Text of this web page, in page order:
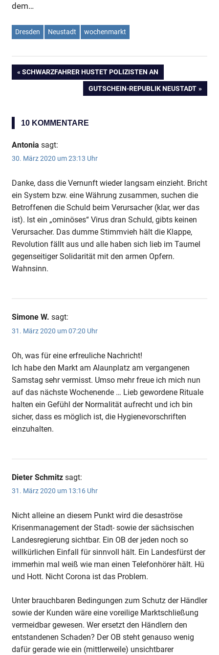
Anzeige
Anzeige
Anzeige
Anzeige
Anzeige
dem…
Dresden Neustadt wochenmarkt
Beitragsnavigation
VORHERIGER
SCHWARZFAHRER HUSTET POLIZISTEN AN
NÄCHSTER
GUTSCHEIN-REPUBLIK NEUSTADT
10 KOMMENTARE
Antonia sagt:
30. März 2020 um 23:13 Uhr
Danke, dass die Vernunft wieder langsam einzieht. Bricht
ein System bzw. eine Währung zusammen, suchen die
Betroffenen die Schuld beim Verursacher (klar, wer das
ist). Ist ein „ominöses“ Virus dran Schuld, gibts keinen
Verursacher. Das dumme Stimmvieh hält die Klappe,
Revolution fällt aus und alle haben sich lieb im Taumel
gegenseitiger Solidarität mit den armen Opfern.
Wahnsinn.
Simone W. sagt:
31. März 2020 um 07:20 Uhr
Oh, was für eine erfreuliche Nachricht!
Ich habe den Markt am Alaunplatz am vergangenen
Samstag sehr vermisst. Umso mehr freue ich mich nun
auf das nächste Wochenende … Lieb gewordene Rituale
halten ein Gefühl der Normalität aufrecht und ich bin
sicher, dass es möglich ist, die Hygienevorschriften
einzuhalten.
Dieter Schmitz sagt:
31. März 2020 um 13:16 Uhr
Nicht alleine an diesem Punkt wird die desaströse
Krisenmanagement der Stadt- sowie der sächsischen
Landesregierung sichtbar. Ein OB der jeden noch so
willkürlichen Einfall für sinnvoll hält. Ein Landesfürst der
immerhin mal weiß wie man einen Telefonhörer hält. Hü
und Hott. Nicht Corona ist das Problem.
Unter brauchbaren Bedingungen zum Schutz der Händler
sowie der Kunden wäre eine voreilige Marktschließung
vermeidbar gewesen. Wer ersetzt den Händlern den
entstandenen Schaden? Der OB steht genauso wenig
dafür gerade wie ein (mittlerweile) unsichtbarer